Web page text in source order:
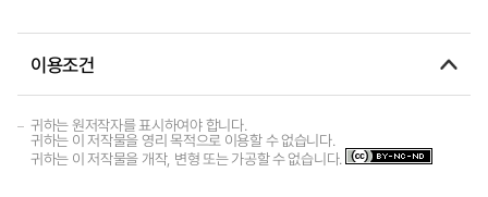
이용조건
귀하는 원저작자를 표시하여야 합니다.
귀하는 이 저작물을 영리 목적으로 이용할 수 없습니다.
귀하는 이 저작물을 개작, 변형 또는 가공할 수 없습니다.